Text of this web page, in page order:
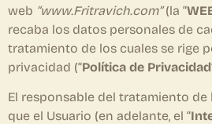
web “www.Fritravich.com”(la “
recaba los datos personales de
tratamiento de los cuales se rige
privacidad (“Política de Privacidad
El responsable del tratamiento
que el Usuario (en adelante, el “